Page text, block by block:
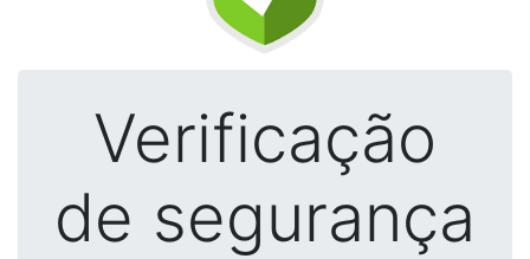
Verificação
de segurança